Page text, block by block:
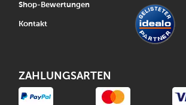
Shop-Bewertungen
Kontakt
ZAHLUNGSARTEN